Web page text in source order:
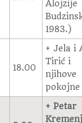
Alojzije
1983.)
18.00
+ Jela i
Tirić i
njihove
pokojne
+ Petar